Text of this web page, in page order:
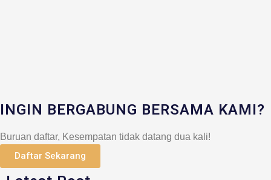
INGIN BERGABUNG BERSAMA KAMI?
Buruan daftar, Kesempatan tidak datang dua kali!
Daftar Sekarang